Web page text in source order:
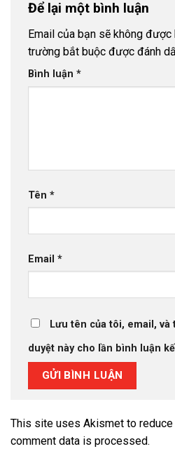
Để lại một bình luận
Email của bạn sẽ không được
trường bắt buộc được đánh
Bình luận *
Tên *
Email *
Lưu tên của tôi, email,
duyệt này cho lần bình luận
This site uses Akismet to reduce
comment data is processed.